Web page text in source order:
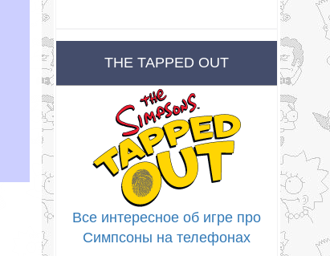
THE TAPPED OUT
Все интересное об игре про
Симпсоны на телефонах